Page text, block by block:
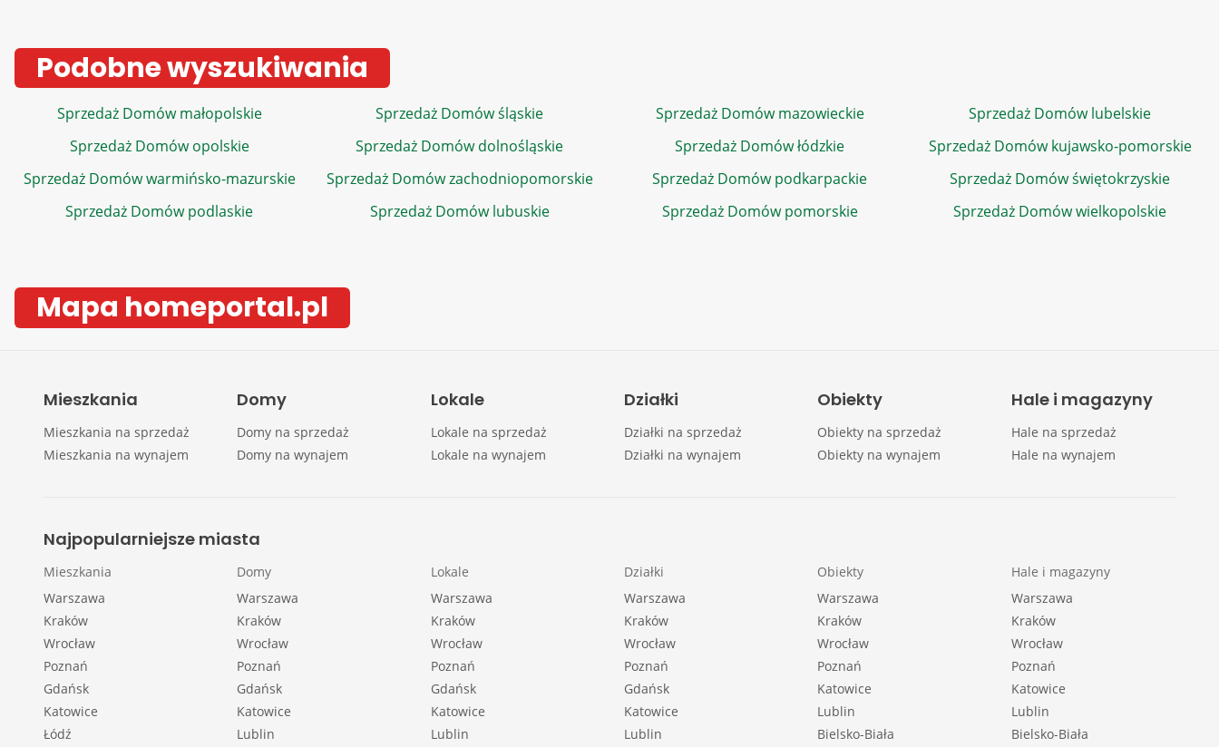
Podobne wyszukiwania
Sprzedaż Domów małopolskie Sprzedaż Domów śląskie Sprzedaż Domów mazowieckie
Sprzedaż Domów lubelskie
Sprzedaż Domów opolskie
Sprzedaż Domów dolnośląskie Sprzedaż Domów łódzkie
Sprzedaż Domów kujawsko-pomorskie
Sprzedaż Domów warmińsko-mazurskie
Sprzedaż Domów zachodniopomorskie Sprzedaż Domów podkarpackie
Sprzedaż Domów świętokrzyskie
Sprzedaż Domów podlaskie
Sprzedaż Domów lubuskie Sprzedaż Domów pomorskie Sprzedaż Domów wielkopolskie
Mapa homeportal.pl
Mieszkania
Mieszkania na sprzedaż
Mieszkania na wynajem
Domy
Domy na sprzedaż
Domy na wynajem
Lokale
Lokale na sprzedaż
Lokale na wynajem
Działki
Działki na sprzedaż
Działki na wynajem
Obiekty
Obiekty na sprzedaż
Obiekty na wynajem
Hale i magazyny
Hale na sprzedaż
Hale na wynajem
Najpopularniejsze miasta
Mieszkania
Warszawa
Kraków
Wrocław
Poznań
Gdańsk
Katowice
Łódź
Domy
Warszawa
Kraków
Wrocław
Poznań
Gdańsk
Katowice
Lublin
Lokale
Warszawa
Kraków
Wrocław
Poznań
Gdańsk
Katowice
Lublin
Działki
Warszawa
Kraków
Wrocław
Poznań
Gdańsk
Katowice
Lublin
Obiekty
Warszawa
Kraków
Wrocław
Poznań
Katowice
Lublin
Bielsko-Biała
Hale i magazyny
Warszawa
Kraków
Wrocław
Poznań
Katowice
Lublin
Bielsko-Biała